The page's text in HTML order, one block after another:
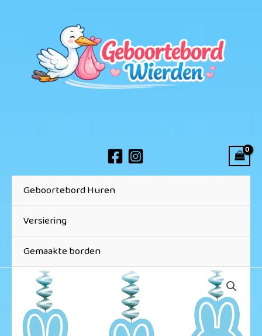
Geboortebord Huren
Versiering
Gemaakte borden
Hangdecoratie
aantal